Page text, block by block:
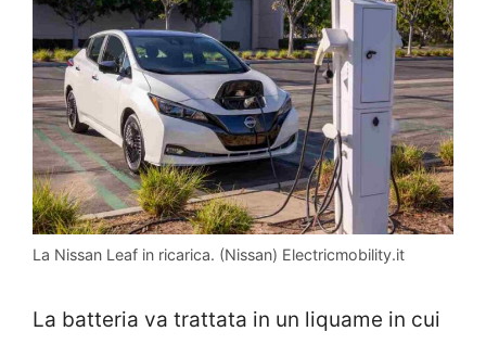
La Nissan Leaf in ricarica. (Nissan) Electricmobility.it
La batteria va trattata in un liquame in cui